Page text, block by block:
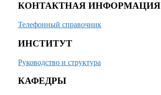
КОНТАКТНАЯ ИНФОРМАЦИЯ
Телефонный справочник
ИНСТИТУТ
Руководство и структура
КАФЕДРЫ